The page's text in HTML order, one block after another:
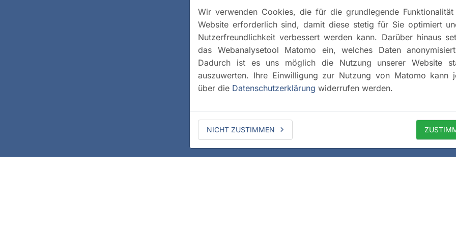
Wir verwenden Cookies, die für die grundlegende Funktionalität
Website erforderlich sind, damit diese stetig für Sie optimiert
Nutzerfreundlichkeit verbessert werden kann. Darüber hinaus
das Webanalysetool Matomo ein, welches Daten
Dadurch ist es uns möglich die Nutzung unserer Website
auszuwerten. Ihre Einwilligung zur Nutzung von Matomo kann
über die Datenschutzerklärung widerrufen werden.
NICHT ZUSTIMMEN